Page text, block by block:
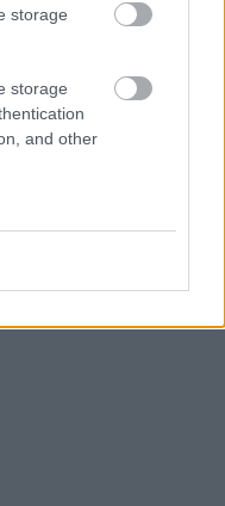
storage
storage
and other
έχει επισημάνει
σε «ξένα
της.
Τετάρτη στη